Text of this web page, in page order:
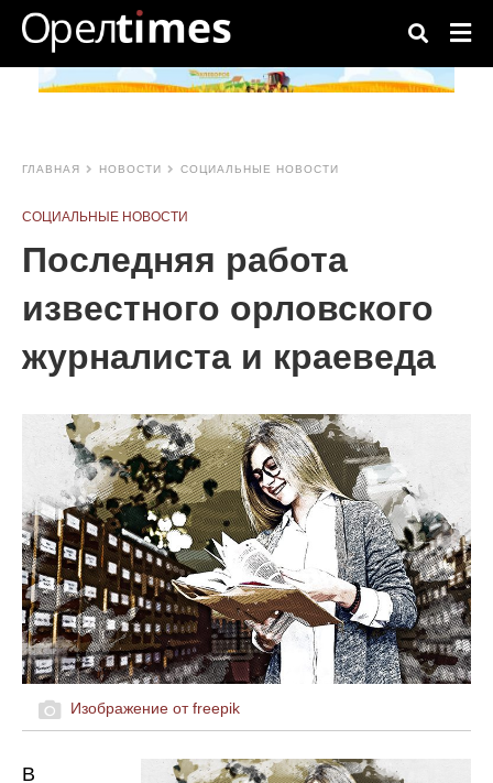
ГЛАВНАЯ НОВОСТИ СОЦИАЛЬНЫЕ НОВОСТИ
СОЦИАЛЬНЫЕ НОВОСТИ
Последняя работа
известного орловского
журналиста и краеведа
Изображение от freepik
В